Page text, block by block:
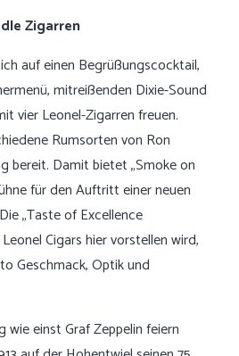
Zigarren
auf einen Begrüßungscocktail,
mitreißenden Dixie-Sound
vierLeonel-Zigarrenfreuen.
Rumsorten von Ron
bereit. Damit bietet „Smoke on
für den Auftritt einer neuen
„Taste of Excellence
Cigars hier vorstellen wird,
Geschmack, Optik und
einst Graf Zeppelin feiern